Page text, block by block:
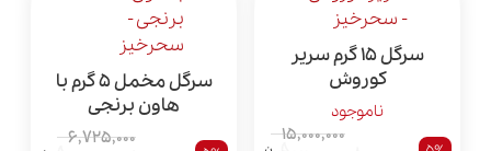
سرگل 15 گرم سریر
کوروش
ناموجود
15,000,000
سرگل مخمل 5 گرم با
هاون برنجی
6,725,000